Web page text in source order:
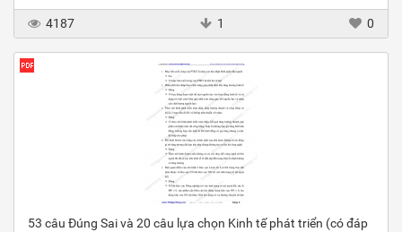
4187 1 0
53 câu Đúng Sai và 20 câu lựa chọn Kinh tế phát triển (có đáp